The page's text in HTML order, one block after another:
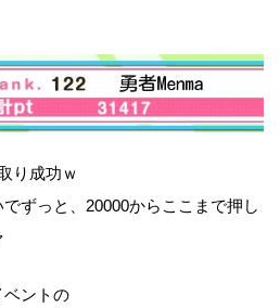
り成功ｗ
ずっと、20000からここまで押し
ベントの